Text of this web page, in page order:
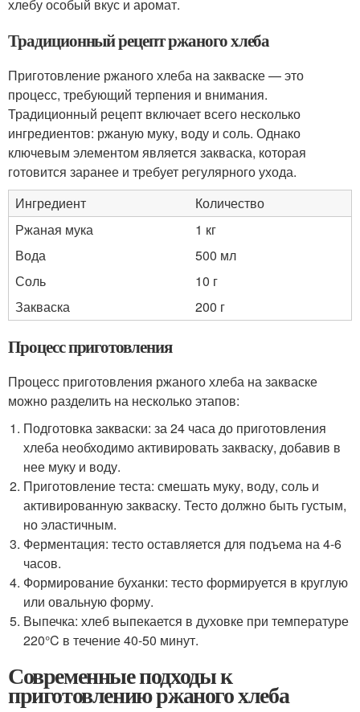
хлебу особый вкус и аромат.
Традиционный рецепт ржаного хлеба
Приготовление ржаного хлеба на закваске — это
процесс, требующий терпения и внимания.
Традиционный рецепт включает всего несколько
ингредиентов: ржаную муку, воду и соль. Однако
ключевым элементом является закваска, которая
готовится заранее и требует регулярного ухода.
Ингредиент
Количество
Ржаная мука
1 кг
Вода
500 мл
Соль
10 г
Закваска
200 г
Процесс приготовления
Процесс приготовления ржаного хлеба на закваске
можно разделить на несколько этапов:
Подготовка закваски: за 24 часа до приготовления
хлеба необходимо активировать закваску, добавив в
нее муку и воду.
Приготовление теста: смешать муку, воду, соль и
активированную закваску. Тесто должно быть густым,
но эластичным.
Ферментация: тесто оставляется для подъема на 4-6
часов.
Формирование буханки: тесто формируется в круглую
или овальную форму.
Выпечка: хлеб выпекается в духовке при температуре
220°C в течение 40-50 минут.
Современные подходы к
приготовлению ржаного хлеба